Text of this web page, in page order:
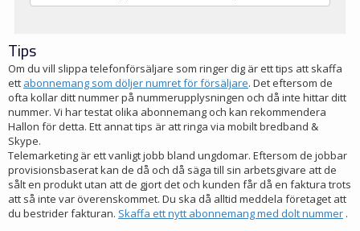
Tips
Om du vill slippa telefonförsäljare som ringer dig är ett tips att skaffa
ett abonnemang som döljer numret för försäljare. Det eftersom de
ofta kollar ditt nummer på nummerupplysningen och då inte hittar ditt
nummer. Vi har testat olika abonnemang och kan rekommendera
Hallon för detta. Ett annat tips är att ringa via mobilt bredband &
Skype.
Telemarketing är ett vanligt jobb bland ungdomar. Eftersom de jobbar
provisionsbaserat kan de då och då säga till sin arbetsgivare att de
sålt en produkt utan att de gjort det och kunden får då en faktura trots
att så inte var överenskommet. Du ska då alltid meddela företaget att
du bestrider fakturan. Skaffa ett nytt abonnemang med dolt nummer .